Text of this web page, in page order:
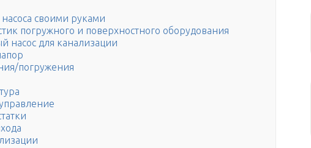
своими руками
погружного и поверхностного оборудования
насос для канализации
погружения